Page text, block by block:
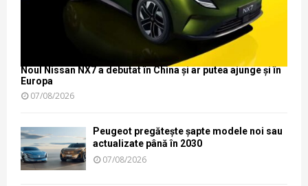
Noul Nissan NX7 a debutat în China și ar putea ajunge și în
Europa
07/08/2026
Peugeot pregătește șapte modele noi sau
actualizate până în 2030
07/08/2026